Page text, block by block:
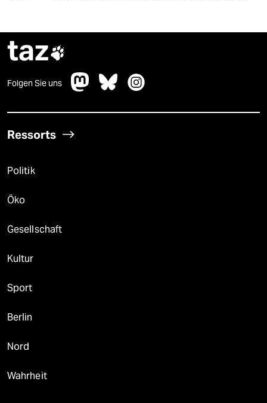
taz
Folgen Sie uns
Ressorts
Politik
Öko
Gesellschaft
Kultur
Sport
Berlin
Nord
Wahrheit